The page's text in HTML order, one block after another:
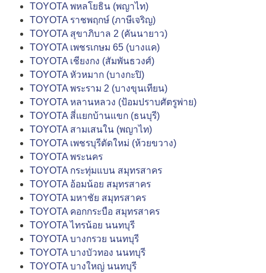
TOYOTA พหลโยธิน (พญาไท)
TOYOTA ราชพฤกษ์ (ภาษีเจริญ)
TOYOTA สุขาภิบาล 2 (คันนายาว)
TOYOTA เพชรเกษม 65 (บางแค)
TOYOTA เชียงกง (สัมพันธวงศ์)
TOYOTA หัวหมาก (บางกะปิ)
TOYOTA พระราม 2 (บางขุนเทียน)
TOYOTA หลานหลวง (ป้อมปราบศัตรูพ่าย)
TOYOTA สี่แยกบ้านแขก (ธนบุรี)
TOYOTA สามเสนใน (พญาไท)
TOYOTA เพชรบุรีตัดใหม่ (ห้วยขวาง)
TOYOTA พระนคร
TOYOTA กระทุ่มแบน สมุทรสาคร
TOYOTA อ้อมน้อย สมุทรสาคร
TOYOTA มหาชัย สมุทรสาคร
TOYOTA คอกกระบือ สมุทรสาคร
TOYOTA ไทรน้อย นนทบุรี
TOYOTA บางกรวย นนทบุรี
TOYOTA บางบัวทอง นนทบุรี
TOYOTA บางใหญ่ นนทบุรี